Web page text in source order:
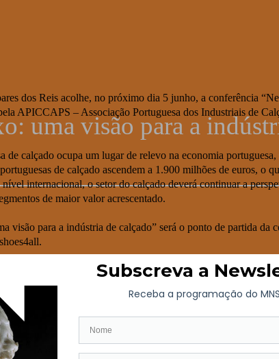
uma visão para a
dos Reis acolhe, no próximo dia 5 junho, a conferência
APICCAPS – Associação Portuguesa dos Industriais de
de calçado ocupa um lugar de relevo na economia
de calçado ascendem a 1.900 milhões de euros, o
internacional, o setor do calçado deverá continuar a
de maior valor acrescentado.
visão para a indústria de calçado” será o ponto de partida
Calçado de Luxo”, da autoria da consultora internacional
nova abordagem”.
distintas. Ana Maria Vasconcelos, da Belcinto, Fátima